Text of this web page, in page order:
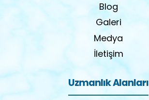
Blog
Galeri
Medya
İletişim
Uzmanlık Alanları